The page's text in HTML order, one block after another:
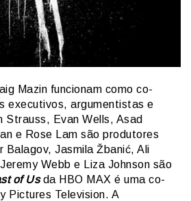
Mazin funcionam como co-
executivos, argumentistas e
Strauss, Evan Wells, Asad
e Rose Lam são produtores
Balagov, Jasmila Žbanić, Ali
Webb e Liza Johnson são
of Usda HBO MAX é uma co-
Pictures Television. A